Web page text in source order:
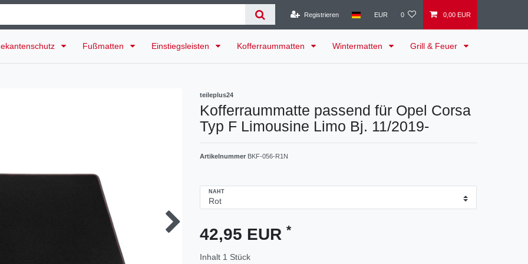
Registrieren EUR 0 0,00 EUR
Fußmatten Einstiegsleisten Kofferraummatten Wintermatten Grill & Feuer
teileplus24
Kofferraummatte passend für Opel Corsa
Typ F Limousine Limo Bj. 11/2019-
Artikelnummer BKF-056-R1N
NAHT
42,95 EUR *
Inhalt 1 Stück